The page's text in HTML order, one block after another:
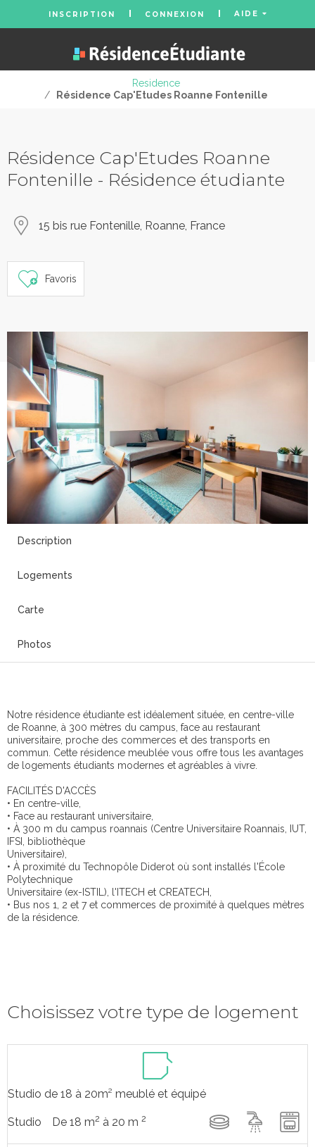
INSCRIPTION CONNEXION AIDE
Residence
/
Résidence Cap'Etudes Roanne Fontenille
Résidence Cap'Etudes Roanne
Fontenille - Résidence étudiante
15 bis rue Fontenille, Roanne, France
Favoris
Description
Logements
Carte
Photos
Notre résidence étudiante est idéalement située, en centre-ville
de Roanne, à 300 mètres du campus, face au restaurant
universitaire, proche des commerces et des transports en
commun. Cette résidence meublée vous offre tous les avantages
de logements étudiants modernes et agréables à vivre.
FACILITÉS D'ACCÈS
• En centre-ville,
• Face au restaurant universitaire,
• À 300 m du campus roannais (Centre Universitaire Roannais, IUT,
IFSI, bibliothèque
Universitaire),
• À proximité du Technopôle Diderot où sont installés l'École
Polytechnique
Universitaire (ex-ISTIL), l'ITECH et CREATECH,
• Bus nos 1, 2 et 7 et commerces de proximité à quelques mètres
de la résidence.
Choisissez votre type de logement
Studio de 18 à 20m² meublé et équipé
Studio De 18 m2 à 20 m 2